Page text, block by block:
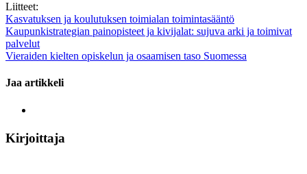
Liitteet:
Kasvatuksen ja koulutuksen toimialan toimintasääntö
Kaupunkistrategian painopisteet ja kivijalat: sujuva arki ja toimivat
palvelut
Vieraiden kielten opiskelun ja osaamisen taso Suomessa
Jaa artikkeli
Kirjoittaja